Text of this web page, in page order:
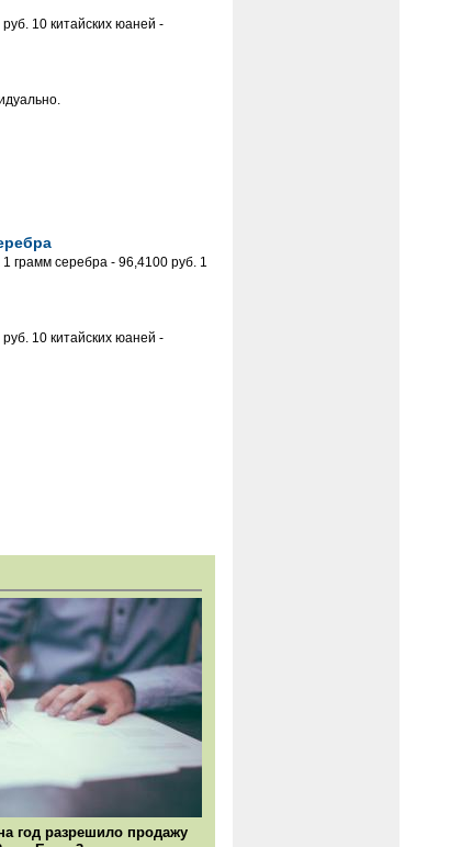
10 китайских юаней -
грамм серебра - 96,4100 руб. 1
10 китайских юаней -
год разрешило продажу